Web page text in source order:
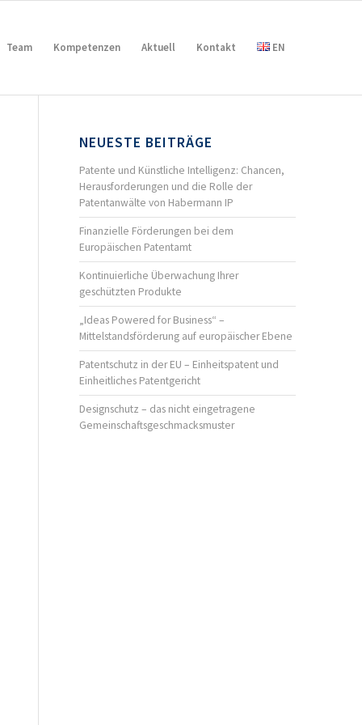
Team Kompetenzen Aktuell Kontakt EN
NEUESTE BEITRÄGE
Patente und Künstliche Intelligenz: Chancen,
Herausforderungen und die Rolle der
Patentanwälte von Habermann IP
Finanzielle Förderungen bei dem
Europäischen Patentamt
Kontinuierliche Überwachung Ihrer
geschützten Produkte
„Ideas Powered for Business“ –
Mittelstandsförderung auf europäischer Ebene
Patentschutz in der EU – Einheitspatent und
Einheitliches Patentgericht
Designschutz – das nicht eingetragene
Gemeinschaftsgeschmacksmuster